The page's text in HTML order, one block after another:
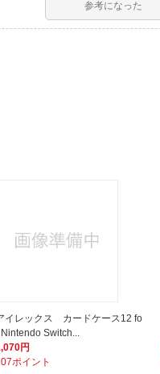
参考になった
イレックス カードケース12 fo
Switch...
円
ポイント